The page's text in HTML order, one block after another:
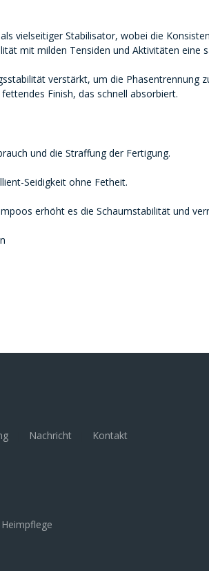
vielseitiger Stabilisator, wobei die
mit milden Tensiden und Aktivitäten eine
verstärkt, um die Phasentrennung
Finish, das schnell absorbiert.
und die Straffung der Fertigung.
Seidigkeit ohne Fetheit.
erhöht es die Schaumstabilität und
Nachricht Kontakt
Heimpflege